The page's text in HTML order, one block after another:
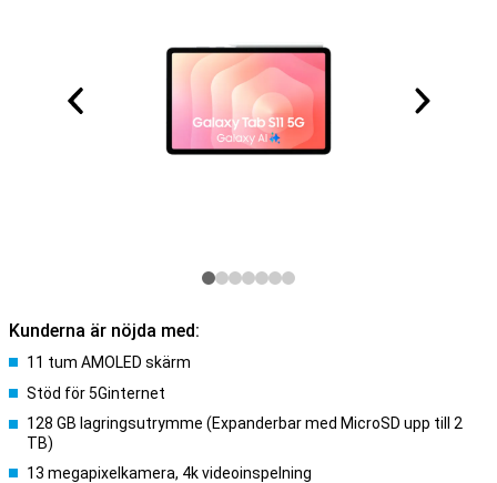
Kunderna är nöjda med:
11 tum AMOLED skärm
Stöd för 5Ginternet
128 GB lagringsutrymme (Expanderbar med MicroSD upp till 2
TB)
13 megapixelkamera, 4k videoinspelning